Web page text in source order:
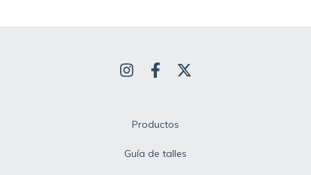
Productos
Guía de talles